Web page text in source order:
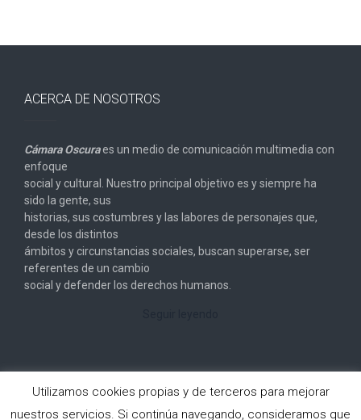
ACERCA DE NOSOTROS
Cámara Oscuraes un medio de comunicación multimedia con
enfoque
social y cultural. Nuestro principal objetivo es y siempre ha
sido la gente, sus
historias, sus costumbres y las labores de personajes que,
desde los distintos
ámbitos y circunstancias sociales, buscan superarse, ser
referentes de un cambio
social y defender los derechos humanos.
Utilizamos cookies propias y de terceros para mejorar
nuestros servicios. Si continúa navegando, consideramos que